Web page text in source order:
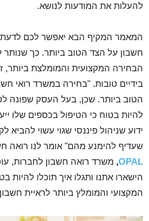
להעלות את המודעות לנושא.
המאמר המקיף הבא יאפשר לכם לדעת
חשבון על הצד הטוב ביותר. כך
הבחירה המקצועית והמומלצת
בידיים טובות. "בחירה במשרד רואי
הטוב ביותר. שכן, בעל העסק שפונה
להיות בטוח כי הטיפול בכספים שלו
ידוע שניהול פיננסי שגוי עשוי להביא
שעדיף להימנע מהם" אומר לנו רואה
OPAL
, משרד רואה חשבון לחברות,
הישארו אתנו ותגלו איך תוכלו
המקצועי והמומלץ ביותר לראיית